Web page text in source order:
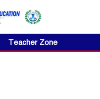
Teacher Zone